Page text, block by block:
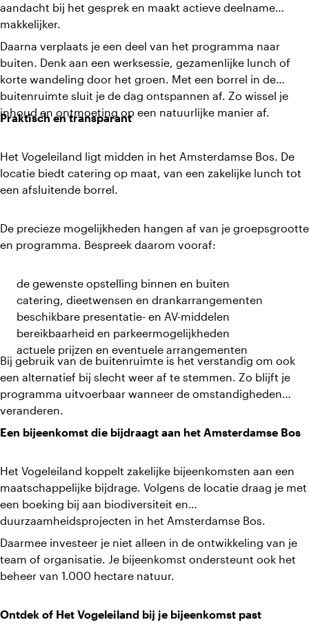
aandacht bij het gesprek en maakt actieve deelname
makkelijker.
Daarna verplaats je een deel van het programma naar
buiten. Denk aan een werksessie, gezamenlijke lunch of
korte wandeling door het groen. Met een borrel in de
buitenruimte sluit je de dag ontspannen af. Zo wissel je
inhoud en ontmoeting op een natuurlijke manier af.
Praktisch en transparant
Het Vogeleiland ligt midden in het Amsterdamse Bos. De
locatie biedt catering op maat, van een zakelijke lunch tot
een afsluitende borrel.
De precieze mogelijkheden hangen af van je groepsgrootte
en programma. Bespreek daarom vooraf:
de gewenste opstelling binnen en buiten
catering, dieetwensen en drankarrangementen
beschikbare presentatie- en AV-middelen
bereikbaarheid en parkeermogelijkheden
actuele prijzen en eventuele arrangementen
Bij gebruik van de buitenruimte is het verstandig om ook
een alternatief bij slecht weer af te stemmen. Zo blijft je
programma uitvoerbaar wanneer de omstandigheden
veranderen.
Een bijeenkomst die bijdraagt aan het Amsterdamse Bos
Het Vogeleiland koppelt zakelijke bijeenkomsten aan een
maatschappelijke bijdrage. Volgens de locatie draag je met
een boeking bij aan biodiversiteit en
duurzaamheidsprojecten in het Amsterdamse Bos.
Daarmee investeer je niet alleen in de ontwikkeling van je
team of organisatie. Je bijeenkomst ondersteunt ook het
beheer van 1.000 hectare natuur.
Ontdek of Het Vogeleiland bij je bijeenkomst past